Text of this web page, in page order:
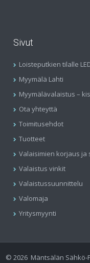
Sivut
Loisteputkien tilalle
Myymälä Lahti
Myymälävalaistus –
Ota yhteyttä
Toimitusehdot
Tuotteet
Valaisimien korjaus ja
Valaistus vinkit
Valaistussuunnittelu
Valomaja
Yritysmyynti
©2026 Mäntsälän